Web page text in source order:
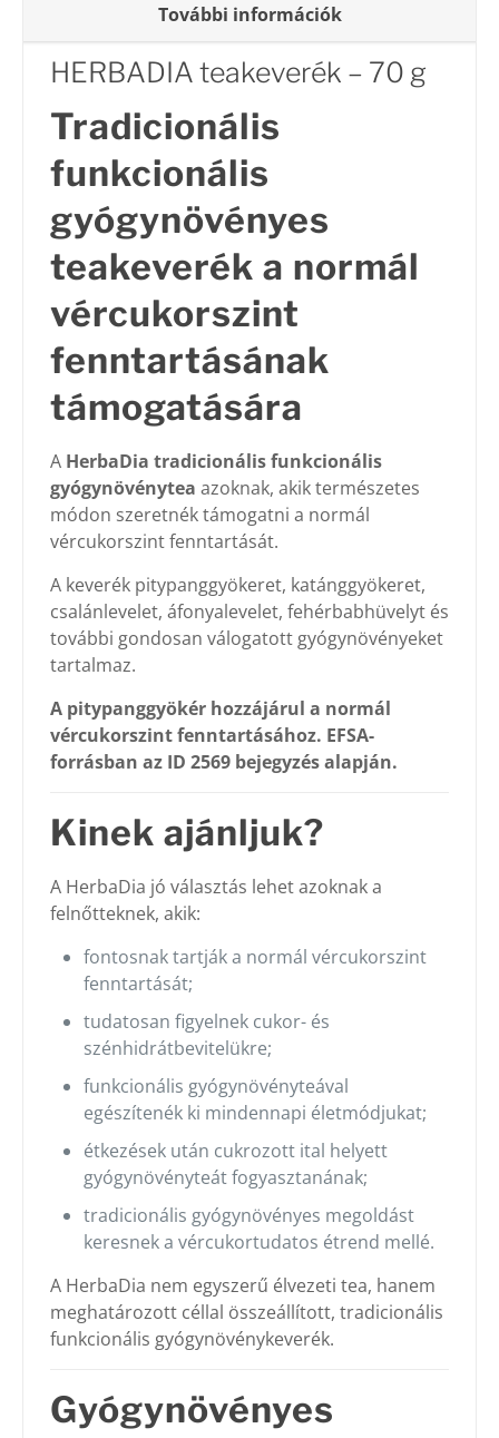
További információk
HERBADIA teakeverék – 70 g
Tradicionális
funkcionális
gyógynövényes
teakeverék a normál
vércukorszint
fenntartásának
támogatására
A HerbaDia tradicionális funkcionális
gyógynövénytea azoknak, akik természetes
módon szeretnék támogatni a normál
vércukorszint fenntartását.
A keverék pitypanggyökeret, katánggyökeret,
csalánlevelet, áfonyalevelet, fehérbabhüvelyt és
további gondosan válogatott gyógynövényeket
tartalmaz.
A pitypanggyökér hozzájárul a normál
vércukorszint fenntartásához. EFSA-
forrásban az ID 2569 bejegyzés alapján.
Kinek ajánljuk?
A HerbaDia jó választás lehet azoknak a
felnőtteknek, akik:
fontosnak tartják a normál vércukorszint
fenntartását;
tudatosan figyelnek cukor- és
szénhidrátbevitelükre;
funkcionális gyógynövényteával
egészítenék ki mindennapi életmódjukat;
étkezések után cukrozott ital helyett
gyógynövényteát fogyasztanának;
tradicionális gyógynövényes megoldást
keresnek a vércukortudatos étrend mellé.
A HerbaDia nem egyszerű élvezeti tea, hanem
meghatározott céllal összeállított, tradicionális
funkcionális gyógynövénykeverék.
Gyógynövényes